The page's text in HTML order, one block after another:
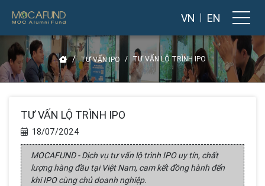
VN EN
TƯ VẤN IPO TƯ VẤN LỘ TRÌNH IPO
TƯ VẤN LỘ TRÌNH IPO
18/07/2024
MOCAFUND - Dịch vụ tư vấn lộ trình IPO uy tín, chất
lượng hàng đầu tại Việt Nam, cam kết đồng hành đến
khi IPO cùng chủ doanh nghiệp.